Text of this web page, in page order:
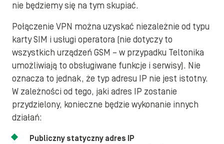
nie będziemy się na tym skupiać.
Połączenie VPN można uzyskać niezależnie od typu
karty SIM i usługi operatora (nie dotyczy to
wszystkich urządzeń GSM – w przypadku Teltonika
umożliwiają to obsługiwane funkcje i serwisy). Nie
oznacza to jednak, że typ adresu IP nie jest istotny.
W zależności od tego, jaki adres IP zostanie
przydzielony, konieczne będzie wykonanie innych
działań:
Publiczny statyczny adres IP